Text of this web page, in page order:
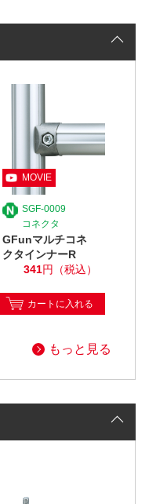
SGF-0009
コネクタ
GFunマルチコネ
クタインナーR
341円（税込）
カートに入れる
もっと見る